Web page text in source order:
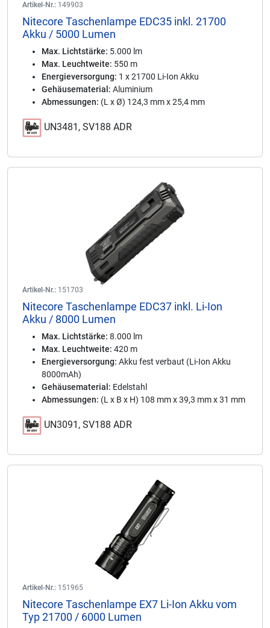
Artikel-Nr.: 149903
Nitecore Taschenlampe EDC35 inkl. 21700
Akku / 5000 Lumen
Max. Lichtstärke: 5.000 lm
Max. Leuchtweite: 550 m
Energieversorgung: 1 x 21700 Li-Ion Akku
Gehäusematerial: Aluminium
Abmessungen: (L x Ø) 124,3 mm x 25,4 mm
UN3481, SV188 ADR
Artikel-Nr.: 151703
Nitecore Taschenlampe EDC37 inkl. Li-Ion
Akku / 8000 Lumen
Max. Lichtstärke: 8.000 lm
Max. Leuchtweite: 420 m
Energieversorgung: Akku fest verbaut (Li-Ion Akku
8000mAh)
Gehäusematerial: Edelstahl
Abmessungen: (L x B x H) 108 mm x 39,3 mm x 31 mm
UN3091, SV188 ADR
Artikel-Nr.: 151965
Nitecore Taschenlampe EX7 Li-Ion Akku vom
Typ 21700 / 6000 Lumen